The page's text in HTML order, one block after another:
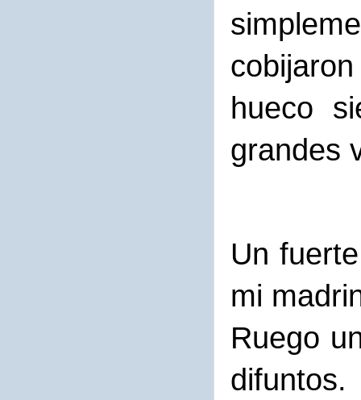
hueco
grandes
Un
mi
Ruego
difuntos.